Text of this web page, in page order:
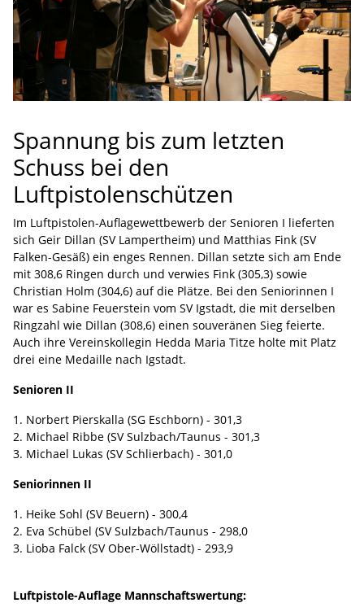
Spannung bis zum letzten
Schuss bei den
Luftpistolenschützen
Im Luftpistolen-Auflagewettbewerb der Senioren I lieferten
sich Geir Dillan (SV Lampertheim) und Matthias Fink (SV
Falken-Gesäß) ein enges Rennen. Dillan setzte sich am Ende
mit 308,6 Ringen durch und verwies Fink (305,3) sowie
Christian Holm (304,6) auf die Plätze. Bei den Seniorinnen I
war es Sabine Feuerstein vom SV Igstadt, die mit derselben
Ringzahl wie Dillan (308,6) einen souveränen Sieg feierte.
Auch ihre Vereinskollegin Hedda Maria Titze holte mit Platz
drei eine Medaille nach Igstadt.
Senioren II
1. Norbert Pierskalla (SG Eschborn) - 301,3
2. Michael Ribbe (SV Sulzbach/Taunus - 301,3
3. Michael Lukas (SV Schlierbach) - 301,0
Seniorinnen II
1. Heike Sohl (SV Beuern) - 300,4
2. Eva Schübel (SV Sulzbach/Taunus - 298,0
3. Lioba Falck (SV Ober-Wöllstadt) - 293,9
Luftpistole-Auflage Mannschaftswertung: